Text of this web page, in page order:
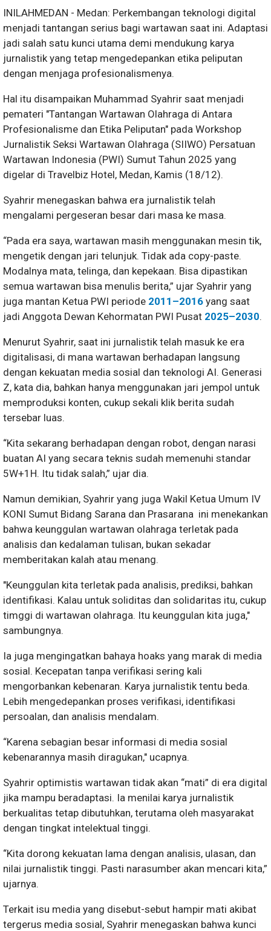
INILAHMEDAN - Medan: Perkembangan teknologi digital
menjadi tantangan serius bagi wartawan saat ini. Adaptasi
jadi salah satu kunci utama demi mendukung karya
jurnalistik yang tetap mengedepankan etika peliputan
dengan menjaga profesionalismenya.
Hal itu disampaikan Muhammad Syahrir saat menjadi
pemateri "Tantangan Wartawan Olahraga di Antara
Profesionalisme dan Etika Peliputan" pada Workshop
Jurnalistik Seksi Wartawan Olahraga (SIIWO) Persatuan
Wartawan Indonesia (PWI) Sumut Tahun 2025 yang
digelar di Travelbiz Hotel, Medan, Kamis (18/12).
Syahrir menegaskan bahwa era jurnalistik telah
mengalami pergeseran besar dari masa ke masa.
“Pada era saya, wartawan masih menggunakan mesin tik,
mengetik dengan jari telunjuk. Tidak ada copy-paste.
Modalnya mata, telinga, dan kepekaan. Bisa dipastikan
semua wartawan bisa menulis berita,” ujar Syahrir yang
juga mantan Ketua PWI periode 2011–2016 yang saat
jadi Anggota Dewan Kehormatan PWI Pusat 2025–2030.
Menurut Syahrir, saat ini jurnalistik telah masuk ke era
digitalisasi, di mana wartawan berhadapan langsung
dengan kekuatan media sosial dan teknologi AI. Generasi
Z, kata dia, bahkan hanya menggunakan jari jempol untuk
memproduksi konten, cukup sekali klik berita sudah
tersebar luas.
“Kita sekarang berhadapan dengan robot, dengan narasi
buatan AI yang secara teknis sudah memenuhi standar
5W+1H. Itu tidak salah,” ujar dia.
Namun demikian, Syahrir yang juga Wakil Ketua Umum IV
KONI Sumut Bidang Sarana dan Prasarana ini menekankan
bahwa keunggulan wartawan olahraga terletak pada
analisis dan kedalaman tulisan, bukan sekadar
memberitakan kalah atau menang.
"Keunggulan kita terletak pada analisis, prediksi, bahkan
identifikasi. Kalau untuk soliditas dan solidaritas itu, cukup
timggi di wartawan olahraga. Itu keunggulan kita juga,"
sambungnya.
Ia juga mengingatkan bahaya hoaks yang marak di media
sosial. Kecepatan tanpa verifikasi sering kali
mengorbankan kebenaran. Karya jurnalistik tentu beda.
Lebih mengedepankan proses verifikasi, identifikasi
persoalan, dan analisis mendalam.
“Karena sebagian besar informasi di media sosial
kebenarannya masih diragukan," ucapnya.
Syahrir optimistis wartawan tidak akan “mati” di era digital
jika mampu beradaptasi. Ia menilai karya jurnalistik
berkualitas tetap dibutuhkan, terutama oleh masyarakat
dengan tingkat intelektual tinggi.
“Kita dorong kekuatan lama dengan analisis, ulasan, dan
nilai jurnalistik tinggi. Pasti narasumber akan mencari kita,”
ujarnya.
Terkait isu media yang disebut-sebut hampir mati akibat
tergerus media sosial, Syahrir menegaskan bahwa kunci